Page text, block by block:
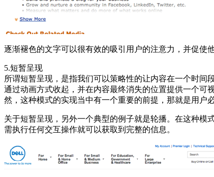
逐渐褪色的文字可以很有效的吸引用户的注意力，并促使
5.短暂呈现
所谓短暂呈现，是指我们可以策略性的让内容在一个时
通过动画方式收起，并在内容最终消失的位置提供一个可
然，这种模式的实现当中有一个重要的前提，那就是用户
关于短暂呈现，另外一个典型的例子就是轮播。在这种模
需执行任何交互操作就可以获取到完整的信息。